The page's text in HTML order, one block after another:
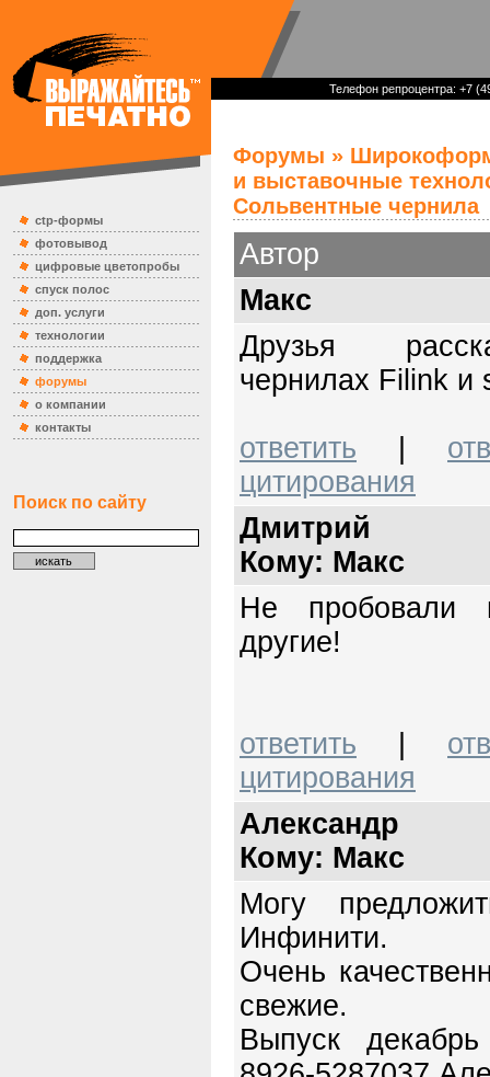
ctp-формы
фотовывод
цифровые цветопробы
спуск полос
доп. услуги
технологии
поддержка
форумы
о компании
контакты
Поиск по сайту
Телефон репроцентра: +7
Форумы »
и выставочные
Сольвентные чернила
Автор
Mакс
Друзья
чернилах Filink и
ответить
цитирования
Дмитрий
Кому: Mакс
Не
другие!
ответить
цитирования
Александр
Кому: Mакс
Могу
Инфинити.
Очень
свежие.
Выпуск